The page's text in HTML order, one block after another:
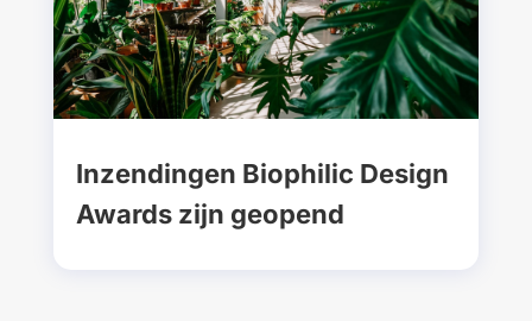
Inzendingen Biophilic Design
Awards zijn geopend